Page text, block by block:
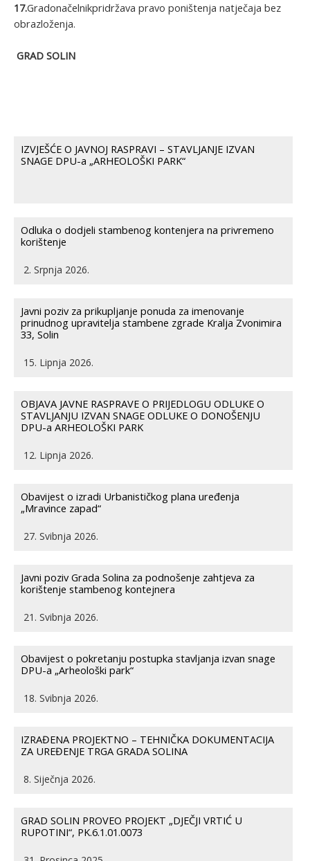
17.Gradonačelnikpridržava pravo poništenja natječaja bez
obrazloženja.
GRAD SOLIN
IZVJEŠĆE O JAVNOJ RASPRAVI – STAVLJANJE IZVAN
SNAGE DPU-a „ARHEOLOŠKI PARK“
Odluka o dodjeli stambenog kontenjera na privremeno
korištenje
2. Srpnja 2026.
Javni poziv za prikupljanje ponuda za imenovanje
prinudnog upravitelja stambene zgrade Kralja Zvonimira
33, Solin
15. Lipnja 2026.
OBJAVA JAVNE RASPRAVE O PRIJEDLOGU ODLUKE O
STAVLJANJU IZVAN SNAGE ODLUKE O DONOŠENJU
DPU-a ARHEOLOŠKI PARK
12. Lipnja 2026.
Obavijest o izradi Urbanističkog plana uređenja
„Mravince zapad“
27. Svibnja 2026.
Javni poziv Grada Solina za podnošenje zahtjeva za
korištenje stambenog kontejnera
21. Svibnja 2026.
Obavijest o pokretanju postupka stavljanja izvan snage
DPU-a „Arheološki park“
18. Svibnja 2026.
IZRAĐENA PROJEKTNO – TEHNIČKA DOKUMENTACIJA
ZA UREĐENJE TRGA GRADA SOLINA
8. Siječnja 2026.
GRAD SOLIN PROVEO PROJEKT „DJEČJI VRTIĆ U
RUPOTINI“, PK.6.1.01.0073